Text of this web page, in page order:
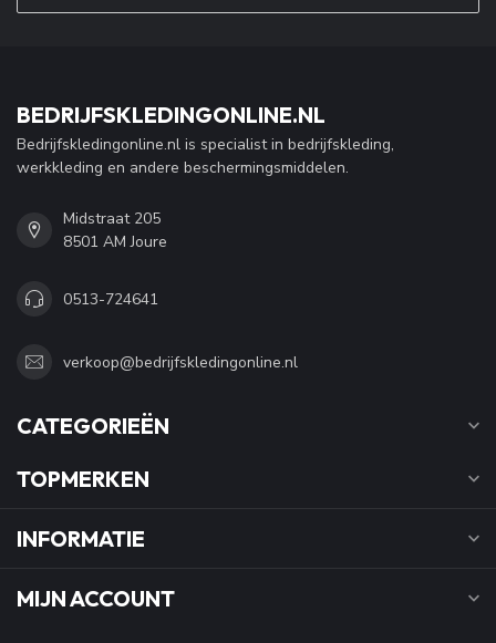
BEDRIJFSKLEDINGONLINE.NL
Bedrijfskledingonline.nl is specialist in bedrijfskleding,
werkkleding en andere beschermingsmiddelen.
Midstraat 205
8501 AM Joure
0513-724641
verkoop@bedrijfskledingonline.nl
CATEGORIEËN
TOPMERKEN
INFORMATIE
MIJN ACCOUNT